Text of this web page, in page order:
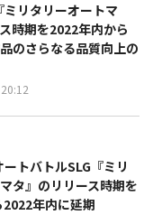
リタリーオートマ
時期を2022年内から
のさらなる品質向上の
トバトルSLG『ミリ
タ』のリリース時期を
年内に延期